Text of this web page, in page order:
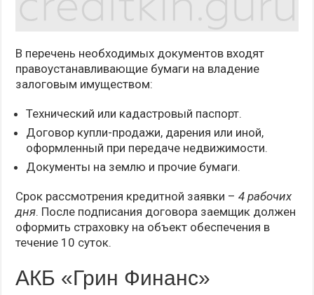
В перечень необходимых документов входят
правоустанавливающие бумаги на владение
залоговым имуществом:
Технический или кадастровый паспорт.
Договор купли-продажи, дарения или иной,
оформленный при передаче недвижимости.
Документы на землю и прочие бумаги.
Срок рассмотрения кредитной заявки –4 рабочих
дня. После подписания договора заемщик должен
оформить страховку на объект обеспечения в
течение 10 суток.
АКБ «Грин Финанс»